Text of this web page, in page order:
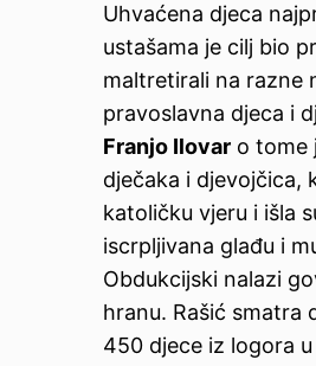
Uhvaćena djeca
ustašama je cilj bio
maltretirali na razne
pravoslavna djeca i
Franjo Ilovar o tome
dječaka i djevojčica,
katoličku vjeru i išla
iscrpljivana glađu i
Obdukcijski nalazi
hranu. Rašić smatra
450 djece iz logora